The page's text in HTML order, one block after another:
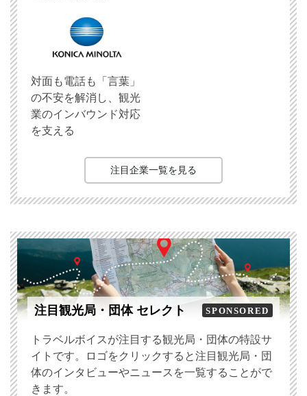
対面も電話も「言葉」
の不安を解消し、観光
業のインバウンド対応
を支える
注目企業一覧を見る
注目観光局・団体 セレクト SPONSORED
トラベルボイスが注目する観光局・団体の特設サ
イトです。ロゴをクリックすると注目観光局・団
体のインタビューやニュースを一覧することがで
きます。